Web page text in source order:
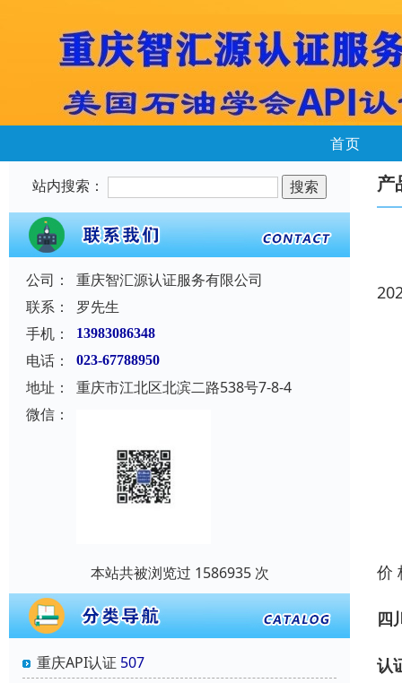
首页
站内搜索：
公司：
重庆智汇源认证服务有限公司
联系：
罗先生
手机：
13983086348
电话： 023-67788950
地址：
重庆市江北区北滨二路538号7-8-4
微信：
本站共被浏览过 1586935 次
重庆API认证 507
产
价
四
认